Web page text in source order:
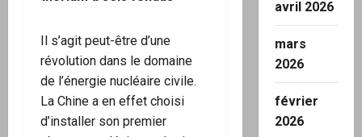
Il s’agit peut-être d’une
révolution dans le domaine
de l’énergie nucléaire civile.
La Chine a en effet choisi
d’installer son premier
avril 2026
mars
2026
février
2026